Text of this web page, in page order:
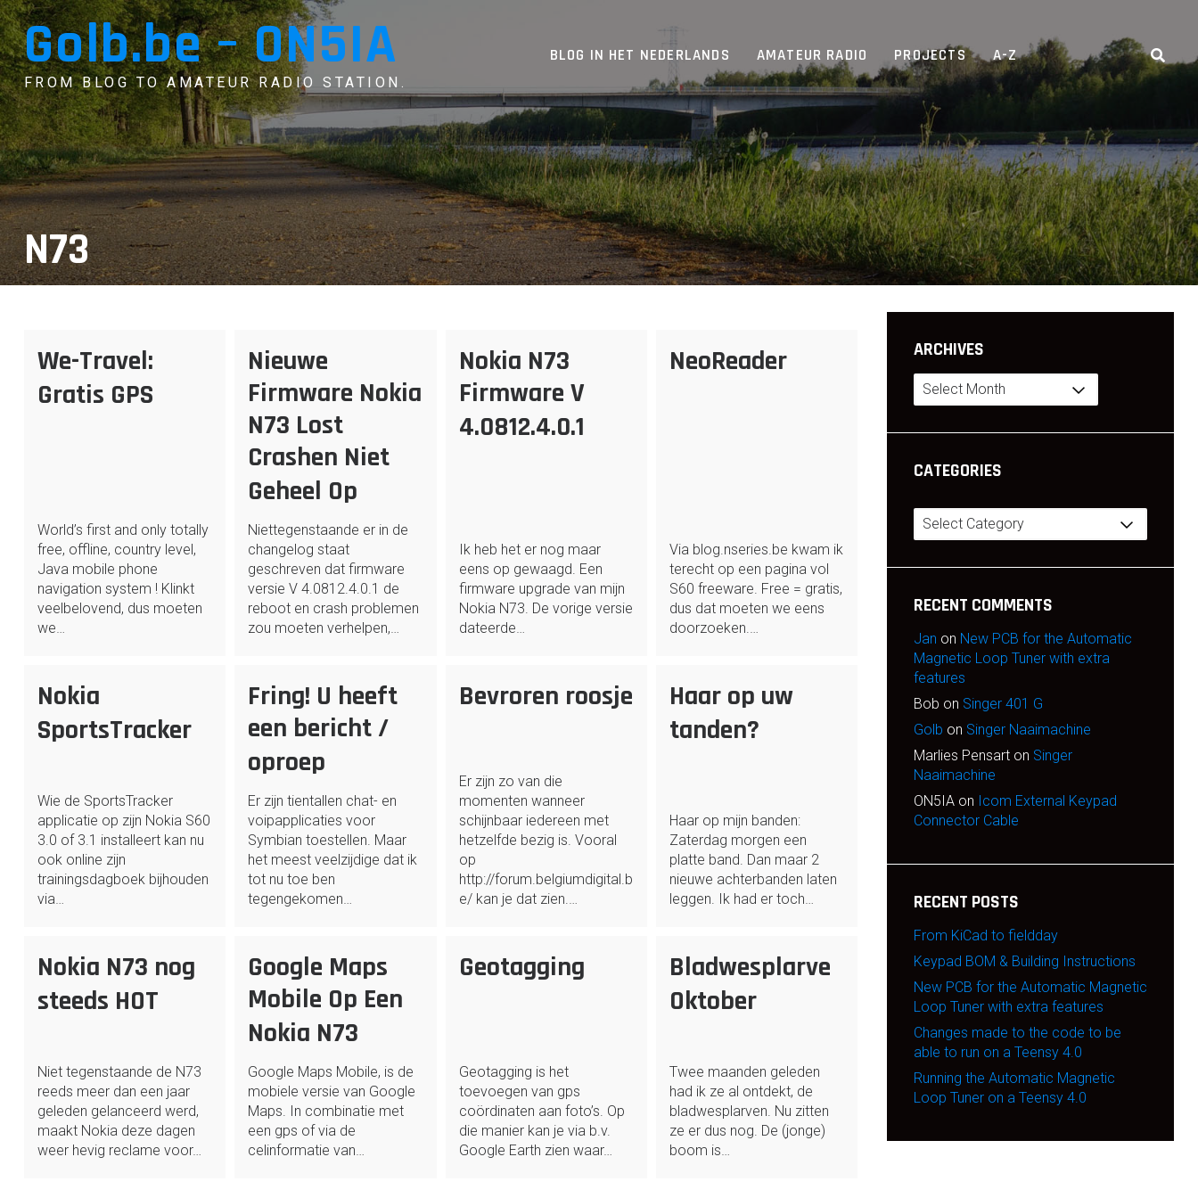
Skip
to
contentGolb.be – ON5IA
FROM BLOG TO AMATEUR RADIO STATION.
BLOG IN HET NEDERLANDS AMATEUR RADIO PROJECTS A-Z
N73
We-Travel:
Gratis GPS
World’s first and only totally
free, offline, country level,
Java mobile phone
navigation system ! Klinkt
veelbelovend, dus moeten
we…
Nieuwe
Firmware Nokia
N73 Lost
Crashen Niet
Geheel Op
Niettegenstaande er in de
changelog staat
geschreven dat firmware
versie V 4.0812.4.0.1 de
reboot en crash problemen
zou moeten verhelpen,…
Nokia N73
Firmware V
4.0812.4.0.1
Ik heb het er nog maar
eens op gewaagd. Een
firmware upgrade van mijn
Nokia N73. De vorige versie
dateerde…
NeoReader
Via blog.nseries.be kwam ik
terecht op een pagina vol
S60 freeware. Free = gratis,
dus dat moeten we eens
doorzoeken.…
Nokia
SportsTracker
Wie de SportsTracker
applicatie op zijn Nokia S60
3.0 of 3.1 installeert kan nu
ook online zijn
trainingsdagboek bijhouden
via…
Fring! U heeft
een bericht /
oproep
Er zijn tientallen chat- en
voipapplicaties voor
Symbian toestellen. Maar
het meest veelzijdige dat ik
tot nu toe ben
tegengekomen…
Bevroren roosje
Er zijn zo van die
momenten wanneer
schijnbaar iedereen met
hetzelfde bezig is. Vooral
op
http://forum.belgiumdigital.b
e/ kan je dat zien.…
Haar op uw
tanden?
Haar op mijn banden:
Zaterdag morgen een
platte band. Dan maar 2
nieuwe achterbanden laten
leggen. Ik had er toch…
Nokia N73 nog
steeds HOT
Niet tegenstaande de N73
reeds meer dan een jaar
geleden gelanceerd werd,
maakt Nokia deze dagen
weer hevig reclame voor…
Google Maps
Mobile Op Een
Nokia N73
Google Maps Mobile, is de
mobiele versie van Google
Maps. In combinatie met
een gps of via de
celinformatie van…
Geotagging
Geotagging is het
toevoegen van gps
coördinaten aan foto’s. Op
die manier kan je via b.v.
Google Earth zien waar…
Bladwesplarve
Oktober
Twee maanden geleden
had ik ze al ontdekt, de
bladwesplarven. Nu zitten
ze er dus nog. De (jonge)
boom is…
ARCHIVES
Archives
CATEGORIES
Categories
RECENT COMMENTS
Jan on New PCB for the Automatic
Magnetic Loop Tuner with extra
features
Bob on Singer 401 G
Golb on Singer Naaimachine
Marlies Pensarton Singer
Naaimachine
ON5IAon Icom External Keypad
Connector Cable
RECENT POSTS
From KiCad to fieldday
Keypad BOM & Building Instructions
New PCB for the Automatic Magnetic
Loop Tuner with extra features
Changes made to the code to be
able to run on a Teensy 4.0
Running the Automatic Magnetic
Loop Tuner on a Teensy 4.0